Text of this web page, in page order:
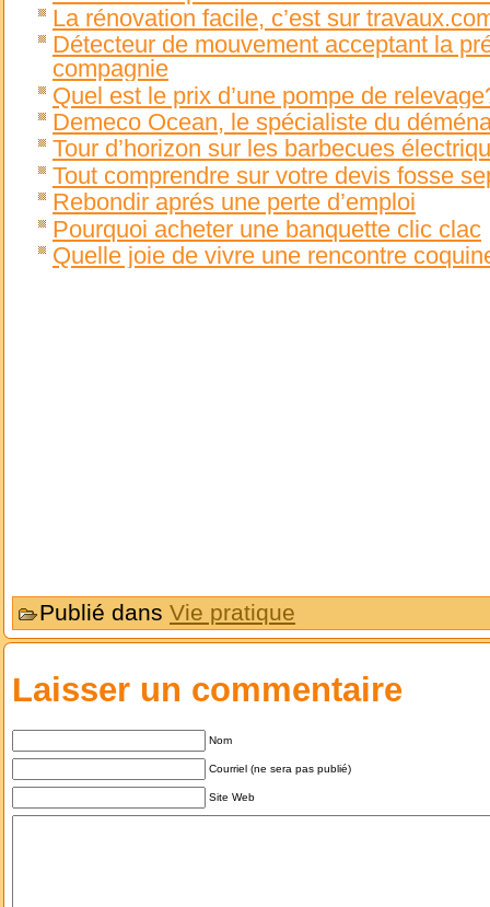
La rénovation facile, c’est sur
Détecteur de mouvement acceptant la
compagnie
Quel est le prix d’une pompe de
Demeco Ocean, le spécialiste du
Tour d’horizon sur les barbecues
Tout comprendre sur votre devis fosse
Rebondir aprés une perte d’emploi
Pourquoi acheter une banquette clic clac
Quelle joie de vivre une rencontre
Publié dans Vie pratique
Laisser un commentaire
Nom
Courriel (ne sera pas publié)
Site Web